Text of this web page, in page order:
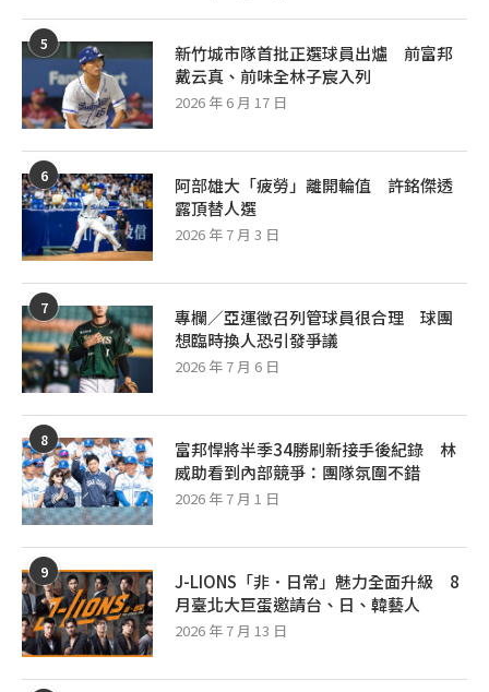
5
新竹城市隊首批正選球員出爐 前富邦
戴云真、前味全林子宸入列
2026 年 6 月 17 日
6
阿部雄大「疲勞」離開輪值 許銘傑透
露頂替人選
2026 年 7 月 3 日
7
專欄／亞運徵召列管球員很合理 球團
想臨時換人恐引發爭議
2026 年 7 月 6 日
8
富邦悍將半季34勝刷新接手後紀錄 林
威助看到內部競爭：團隊氛圍不錯
2026 年 7 月 1 日
9
J-LIONS「非．日常」魅力全面升級 8
月臺北大巨蛋邀請台、日、韓藝人
2026 年 7 月 13 日